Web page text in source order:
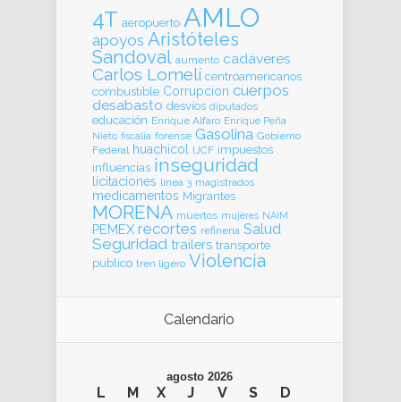
4T aeropuerto AMLO
apoyos Aristóteles
Sandoval aumento cadáveres
Carlos Lomelí centroamericanos
combustible Corrupcion cuerpos
desabasto desvíos diputados
educación Enrique Alfaro Enrique Peña
Nieto fiscalia forense Gasolina Gobierno
Federal huachicol IJCF impuestos
influencias inseguridad
licitaciones línea 3 magistrados
medicamentos Migrantes
MORENA muertos mujeres NAIM
PEMEX recortes refinería Salud
Seguridad trailers transporte
publico tren ligero Violencia
Calendario
agosto 2026
L M X J V S
D